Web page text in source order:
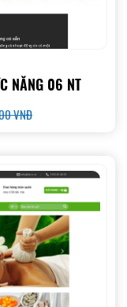
NĂNG 06 NT
VNĐ